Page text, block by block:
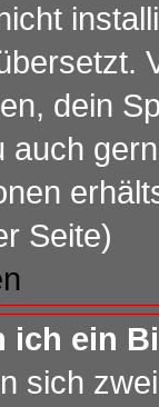
dein
auch
Seite)
ich ein
sich